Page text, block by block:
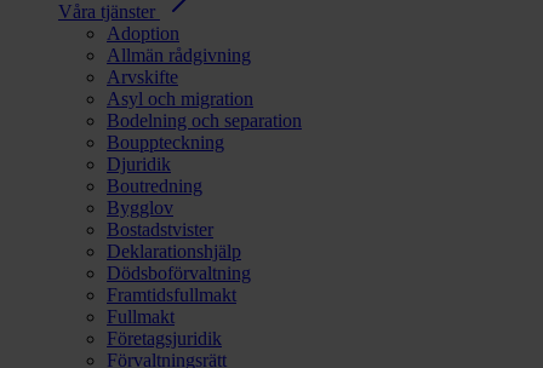
Våra tjänster
Adoption
Allmän rådgivning
Arvskifte
Asyl och migration
Bodelning och separation
Bouppteckning
Djuridik
Boutredning
Bygglov
Bostadstvister
Deklarationshjälp
Dödsboförvaltning
Framtidsfullmakt
Fullmakt
Företagsjuridik
Förvaltningsrätt